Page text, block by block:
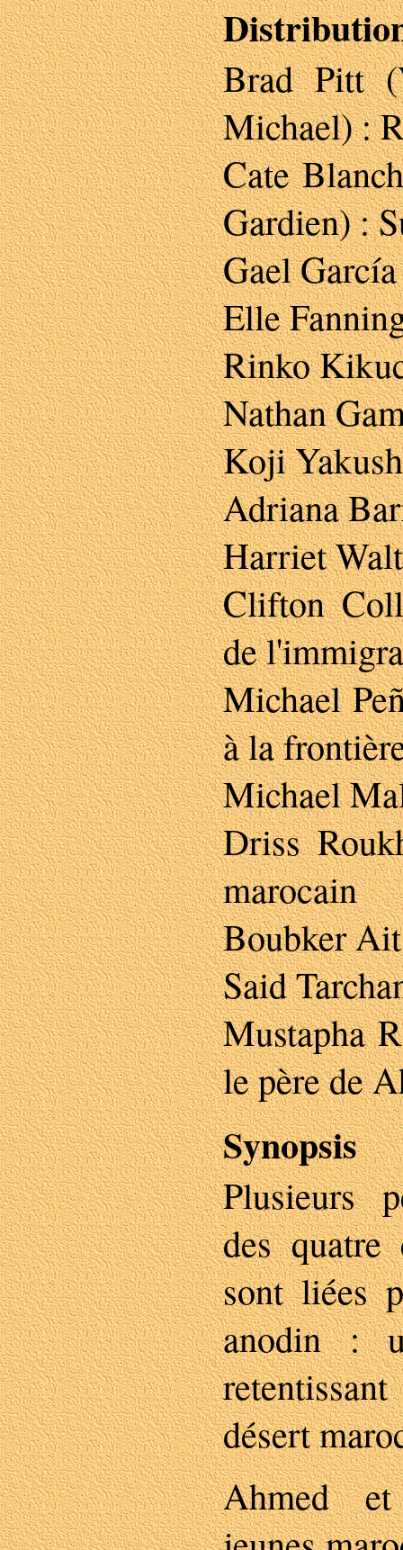
Brad Pitt
Michael) :
Cate
Gardien) :
Gael
Elle
Rinko
Nathan
Koji
Adriana
Harriet
Clifton
de
Michael
à la
Michael
Driss
marocain
Boubker
Said
Mustapha
le père de
Synopsis
Plusieurs
des quatre
sont liées
anodin :
désert
Ahmed